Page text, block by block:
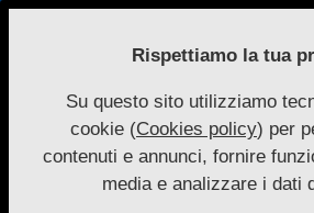
Skip
Nuove
Autonomie
Primary
Navigation
Menu
Sola
Rispettiamo la tua
Su questo sito utilizziamo
cookie (Cookies policy) per
contenuti e annunci, fornire
media e analizzare i dati